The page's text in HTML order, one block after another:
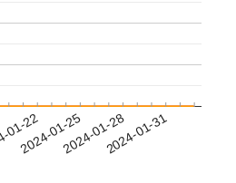
22
2024-01-252024-01-282024-01-31